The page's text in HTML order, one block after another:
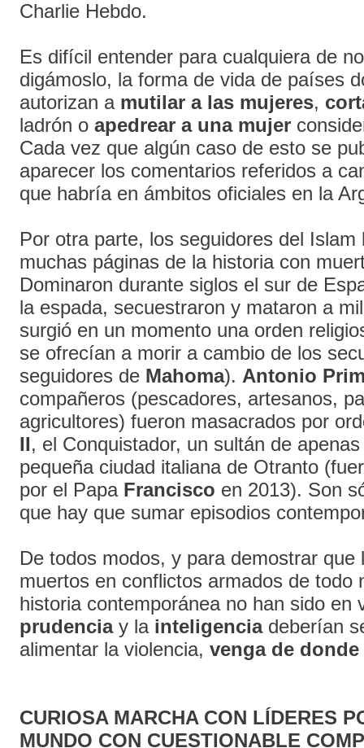
Charlie Hebdo.
Es difícil entender para cualquiera de
digámoslo, la forma de vida de países
autorizan a mutilar a las mujeres,
ladrón o apedrear a una mujer
Cada vez que algún caso de esto se
aparecer los comentarios referidos a
que habría en ámbitos oficiales en la
Por otra parte, los seguidores del Islam
muchas páginas de la historia con
Dominaron durante siglos el sur de
la espada, secuestraron y mataron a
surgió en un momento una orden
se ofrecían a morir a cambio de los
seguidores de Mahoma). Antonio
compañeros (pescadores, artesanos,
agricultores) fueron masacrados por
II, el Conquistador, un sultán de
pequeña ciudad italiana de Otranto
por el Papa Francisco en 2013). Son
que hay que sumar episodios
De todos modos, y para demostrar que
muertos en conflictos armados de todo
historia contemporánea no han sido en
prudenciay la inteligenciadeberían
alimentar la violencia, venga de donde
CURIOSA MARCHA CON LÍDERES
MUNDO CON CUESTIONABLE